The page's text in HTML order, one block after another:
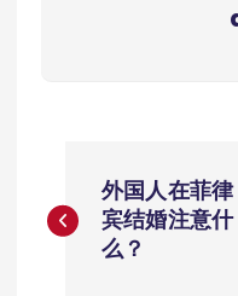
章
外国人在菲律
宾结婚注意什
么？